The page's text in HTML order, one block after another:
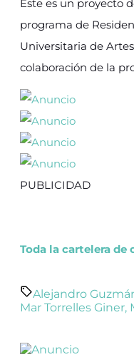
Este es un proyecto
programa de
Universitaria de
colaboración de la
PUBLICIDAD
Toda la cartelera de
Alejandro
Mar Torrelles Giner,